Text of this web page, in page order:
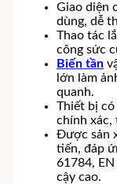
Giao diện
dùng, dễ
Thao tác
công sức
Biến tần
lớn làm
quanh.
Thiết bị có
chính xác,
Được sản
tiến, đáp
61784,
cậy cao.